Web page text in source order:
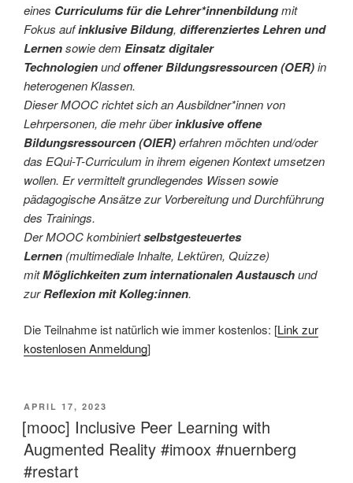
eines Curriculums für die Lehrer*innenbildungmit
Fokus aufinklusive Bildung, differenziertes Lehren und
Lernensowie dem Einsatz digitaler
Technologienundoffener Bildungsressourcen (OER)in
heterogenen Klassen.
Dieser MOOC richtet sich an Ausbildner*innen von
Lehrpersonen, die mehr überinklusive offene
Bildungsressourcen (OIER)erfahren möchten und/oder
das EQui-T-Curriculum in ihrem eigenen Kontext umsetzen
wollen. Er vermittelt grundlegendes Wissen sowie
pädagogische Ansätze zur Vorbereitung und Durchführung
des Trainings.
Der MOOC kombiniertselbstgesteuertes
Lernen (multimediale Inhalte, Lektüren, Quizze)
mitMöglichkeiten zum internationalen Austauschund
zurReflexion mit Kolleg:innen.
Die Teilnahme ist natürlich wie immer kostenlos: [Link zur
kostenlosen Anmeldung]
VERÖFFENTLICHT
AM
APRIL 17, 2023
[mooc] Inclusive Peer Learning with
Augmented Reality #imoox #nuernberg
#restart